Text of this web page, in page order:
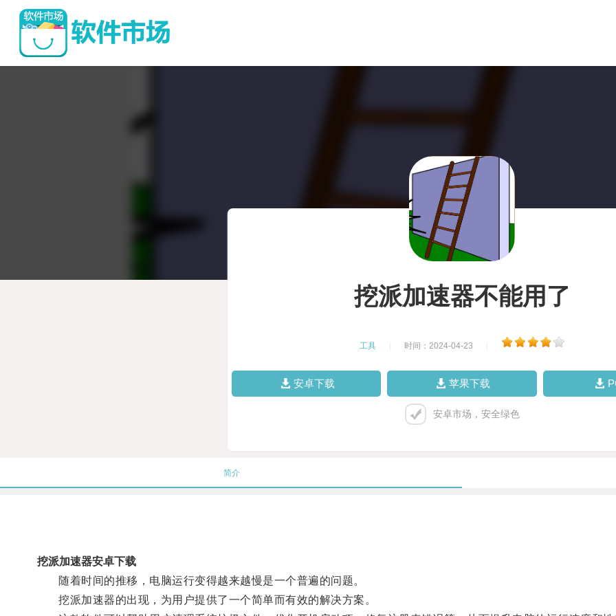
挖派加速器不能用了
工具 时间：2024-04-23
安卓下载 苹果下载
安卓市场，安全绿色
简介
挖派加速器安卓下载
随着时间的推移，电脑运行变得越来越慢是一个普遍的问题。
挖派加速器的出现，为用户提供了一个简单而有效的解决方案。